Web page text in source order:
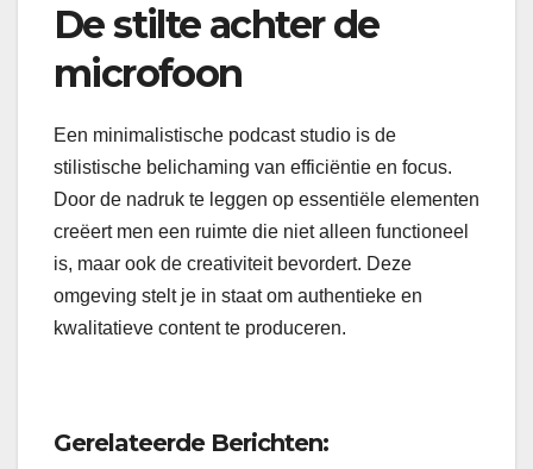
De stilte achter de
microfoon
Een minimalistische podcast studio is de
stilistische belichaming van efficiëntie en focus.
Door de nadruk te leggen op essentiële elementen
creëert men een ruimte die niet alleen functioneel
is, maar ook de creativiteit bevordert. Deze
omgeving stelt je in staat om authentieke en
kwalitatieve content te produceren.
Gerelateerde Berichten: